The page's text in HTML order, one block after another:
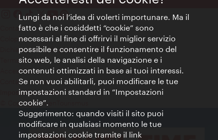
Contatti
Colophon
Dichiarazione sulla protezione dei dati
Terms of Use
Accessibilità
Contatto stampa
Impostazioni cookie
© Copyright WienTourismus
Lungi da noi l’idea di volerti importunare. Ma il
fatto è che i cosiddetti “cookie” sono
necessari al fine di offrirvi il miglior servizio
possibile e consentire il funzionamento del
sito web, le analisi della navigazione e i
contenuti ottimizzati in base ai tuoi interessi.
Se non vuoi abilitarli, puoi modificare le tue
impostazioni standard in “Impostazioni
cookie”.
Suggerimento: quando visiti il sito puoi
modificare in qualsiasi momento le tue
impostazioni cookie tramite il link